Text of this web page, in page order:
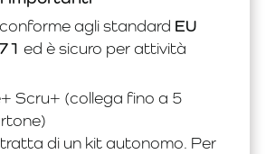
agli standard EU
ed è sicuro per attività
Scru+ (collega fino a 5
di un kit autonomo. Per